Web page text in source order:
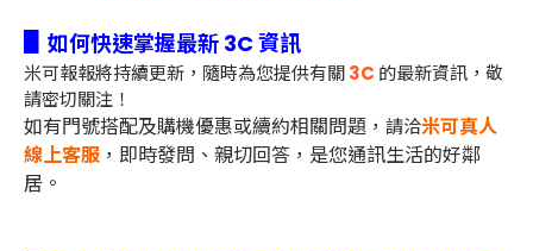
如何快速掌握最新 3C 資訊
米可報報將持續更新，隨時為您提供有關3C 的最新資訊，敬
請密切關注！
如有門號搭配及購機優惠或續約相關問題， 請洽米可真人
線上客服 ，即時發問、親切回答，是您通訊生活的好鄰
居。